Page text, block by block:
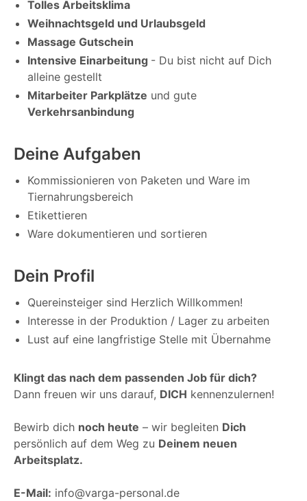
Tolles Arbeitsklima
Weihnachtsgeld und Urlaubsgeld
Massage Gutschein
Intensive Einarbeitung - Du bist nicht auf Dich
alleine gestellt
Mitarbeiter Parkplätze und gute
Verkehrsanbindung
Deine Aufgaben
Kommissionieren von Paketen und Ware im
Tiernahrungsbereich
Etikettieren
Ware dokumentieren und sortieren
Dein Profil
Quereinsteiger sind Herzlich Willkommen!
Interesse in der Produktion / Lager zu arbeiten
Lust auf eine langfristige Stelle mit Übernahme
Klingt das nach dem passenden Job für dich?
Dann freuen wir uns darauf, DICH kennenzulernen!
Bewirb dich noch heute – wir begleiten Dich
persönlich auf dem Weg zu Deinem neuen
Arbeitsplatz.
E-Mail: info@varga-personal.de